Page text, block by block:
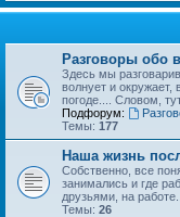
Разговоры обо
Здесь мы
волнует и окружает,
погоде.... Словом,
Подфорум:
Темы: 177
Наша жизнь
Собственно, все
занимались и где
друзьями, на
Темы: 26